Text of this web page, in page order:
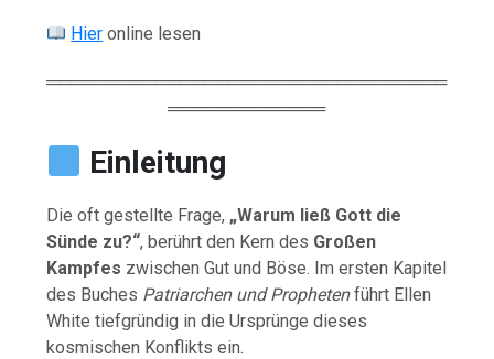
Hier online lesen
═════════════════════════════════
═════════════
Einleitung
Die oft gestellte Frage, „Warum ließ Gott die
Sünde zu?“, berührt den Kern des Großen
Kampfes zwischen Gut und Böse. Im ersten Kapitel
des Buches Patriarchen und Prophetenführt Ellen
White tiefgründig in die Ursprünge dieses
kosmischen Konflikts ein.